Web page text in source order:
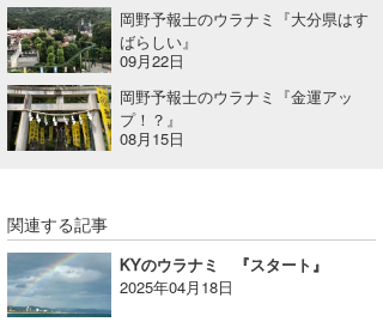
岡野予報士のウラナミ『大分県はす
ばらしい』
09月22日
岡野予報士のウラナミ『金運アッ
プ！？』
08月15日
関連する記事
KYのウラナミ 『スタート』
2025年04月18日